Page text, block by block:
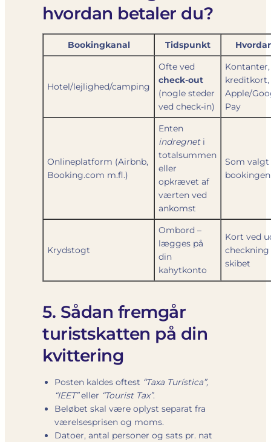
hvordan betaler du?
Bookingkanal Tidspunkt
Hotel/lejlighed/camping
Ofte ved
check-out
(nogle steder
ved check-in)
Kontanter,
kreditkort,
Apple/
Pay
Onlineplatform (Airbnb,
Booking.com m.fl.)
Enten
indregneti
totalsummen
eller
opkrævet af
værten ved
ankomst
Som valgt
bookingen
Krydstogt
Ombord –
lægges på
din
kahytkonto
Kort ved
checkning
skibet
5. Sådan fremgår
turistskatten på din
kvittering
Posten kaldes oftest “Taxa Turística”,
“IEET”eller “Tourist Tax”.
Beløbet skal være oplyst separat fra
værelsesprisen og moms.
Datoer, antal personer og sats pr. nat